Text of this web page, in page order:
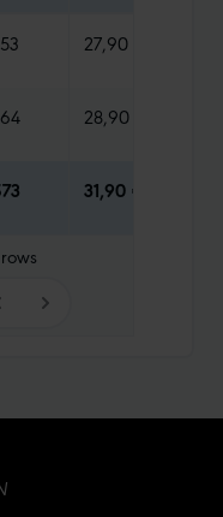
27,90 €
28,90 €
31,90 €
rows